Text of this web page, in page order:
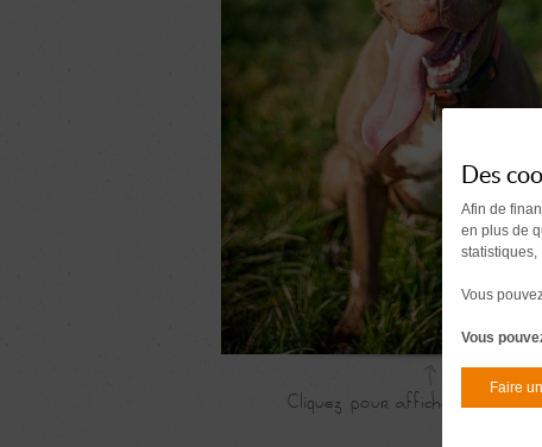
Des
Afin de
en plus de
statistiques,
Vous
Vous
Faire